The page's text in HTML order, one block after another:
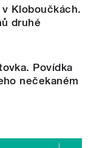
Kloboučkách.
druhé
Povídka
nečekaném